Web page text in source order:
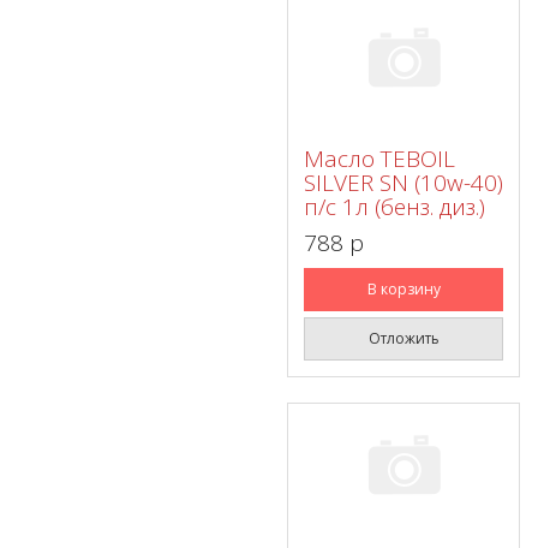
Масло TEBOIL
SILVER SN (10w-40)
п/с 1л (бенз. диз.)
788 p
В корзину
Отложить